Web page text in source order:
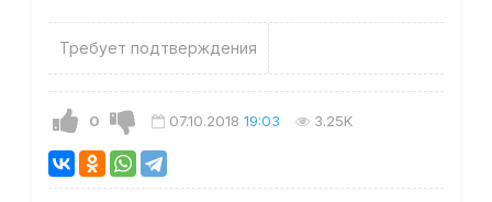
Требует подтверждения
0 07.10.2018 19:03 3.25K